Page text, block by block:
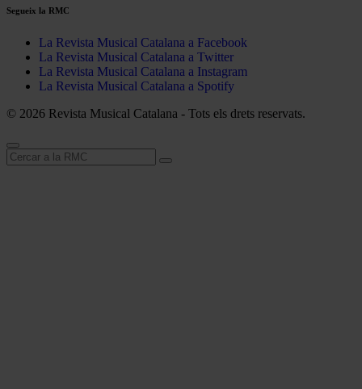
Segueix la RMC
La Revista Musical Catalana a Facebook
La Revista Musical Catalana a Twitter
La Revista Musical Catalana a Instagram
La Revista Musical Catalana a Spotify
© 2026 Revista Musical Catalana - Tots els drets reservats.
Cerca